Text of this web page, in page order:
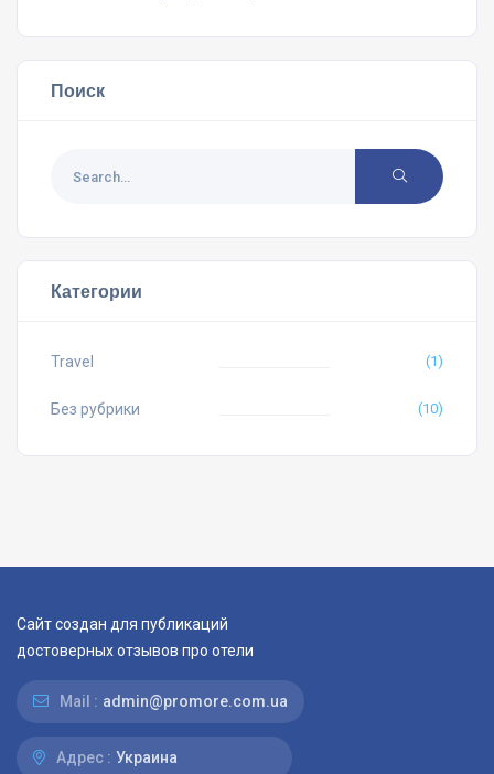
Поиск
Категории
Travel (1)
Без рубрики (10)
Сайт создан для публикаций
достоверных отзывов про отели
Mail : admin@promore.com.ua
Адрес : Украина